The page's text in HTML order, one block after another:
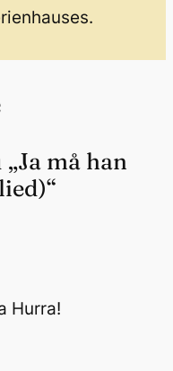
må han
Hurra!